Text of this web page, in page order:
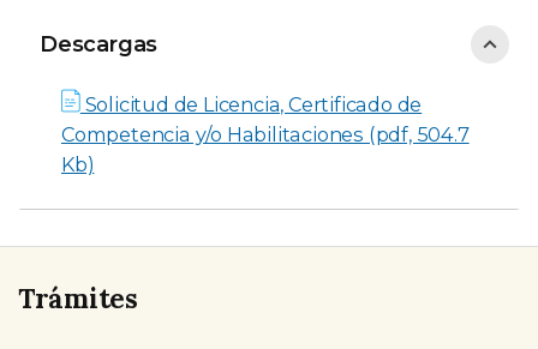
Descargas
Descargas
Solicitud de Licencia, Certificado de
Competencia y/o Habilitaciones (pdf, 504.7
Kb)
Trámites